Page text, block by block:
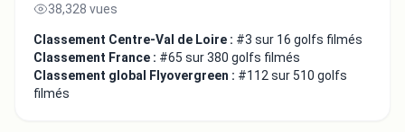
38,328 vues
Classement Centre-Val de Loire : #3 sur 16 golfs filmés
Classement France : #65 sur 380 golfs filmés
Classement global Flyovergreen : #112 sur 510 golfs
filmés